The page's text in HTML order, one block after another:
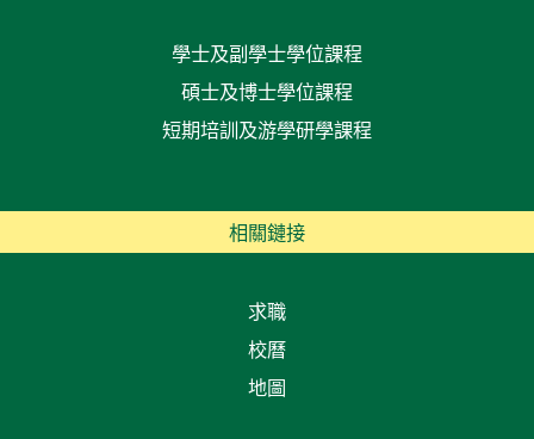
學士及副學士學位課程
碩士及博士學位課程
短期培訓及游學研學課程
相關鏈接
求職
校曆
地圖